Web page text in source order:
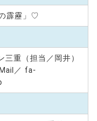
霹靂」♡
三重（担当／岡井）
／ fa-